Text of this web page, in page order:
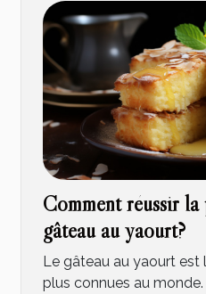
Comment réussir
gâteau au yaourt?
Le gâteau au yaourt est
plus connues au